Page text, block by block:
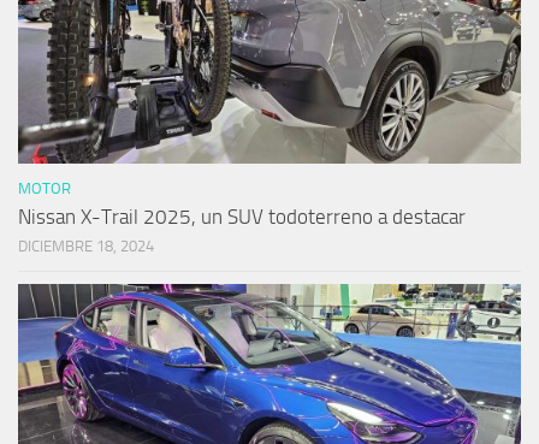
MOTOR
Nissan X-Trail 2025, un SUV todoterreno a destacar
DICIEMBRE 18, 2024